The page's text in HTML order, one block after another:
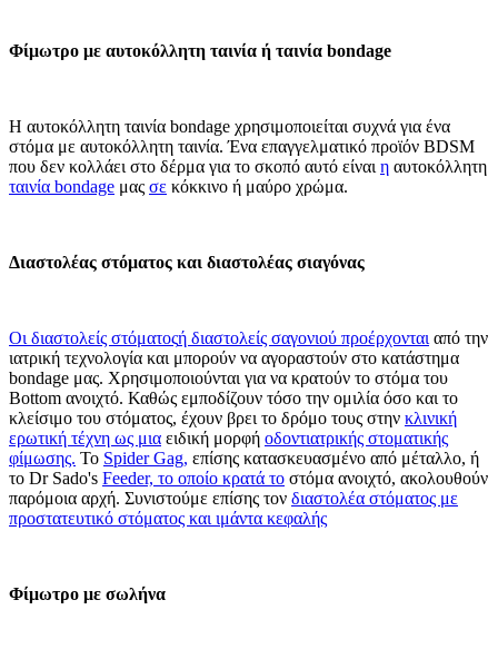
Φίμωτρο με αυτοκόλλητη ταινία ή ταινία bondage
Η αυτοκόλλητη ταινία bondage χρησιμοποιείται συχνά για ένα
στόμα με αυτοκόλλητη ταινία. Ένα επαγγελματικό προϊόν BDSM
που δεν κολλάει στο δέρμα για το σκοπό αυτό είναι η αυτοκόλλητη
ταινία bondage μας σε κόκκινο ή μαύρο χρώμα.
Διαστολέας στόματος και διαστολέας σιαγόνας
Οι διαστολείς στόματοςή διαστολείς σαγονιού προέρχονται από την
ιατρική τεχνολογία και μπορούν να αγοραστούν στο κατάστημα
bondage μας. Χρησιμοποιούνται για να κρατούν το στόμα του
Bottom ανοιχτό. Καθώς εμποδίζουν τόσο την ομιλία όσο και το
κλείσιμο του στόματος, έχουν βρει το δρόμο τους στην κλινική
ερωτική τέχνη ως μια ειδική μορφή οδοντιατρικής στοματικής
φίμωσης. Το Spider Gag, επίσης κατασκευασμένο από μέταλλο, ή
το Dr Sado's Feeder, το οποίο κρατά το στόμα ανοιχτό, ακολουθούν
παρόμοια αρχή. Συνιστούμε επίσης τον διαστολέα στόματος με
προστατευτικό στόματος και ιμάντα κεφαλής
Φίμωτρο με σωλήνα